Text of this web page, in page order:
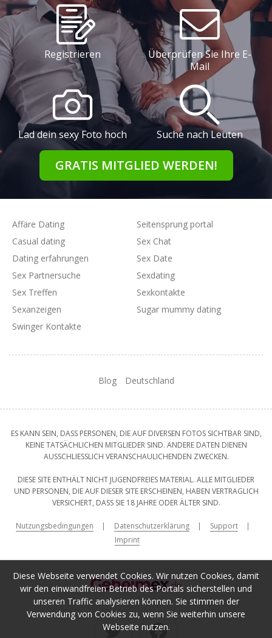
Registrieren
Überprüfen Sie Ihre E-
Mail
Lad dein sexy Foto hoch Suche nach Leuten
GRATIS MITGLIED WERDEN!
Diese Webseite verwendet Cookies. Wir nutzen Cookies, damit
wir den einwandfreien Betrieb des Portals sicherstellen und
unseren Traffic analysieren können. Sie stimmen der
Verwendung von Cookies zu, wenn Sie weiterhin unsere
Webseite nutzen.
Affäre Dating
Casual dating
Dating erfahrungen
Seitensprung portal
Sex Chat
Sex Date
Sex Partnersuche
Sex Treffen
Sexanzeigen
Sexdating
Sexkontakte
Sugar mummy dating
Swinger Kontakte
Blog Deutschland
ES KANN SEIN, DASS PERSONEN, DIE AUF DIVERSEN FOTOS SICHTBAR SIND,
KEINE TATSÄCHLICHEN MITGLIEDER SIND. ANDERE DATEN DIENEN
AUSSCHLIESSLICH VERANSCHAULICHENDEN ZWECKEN.
DIESE SITE ENTHÄLT NICHT JUGENDFREIES MATERIAL. ALLE MITGLIEDER
UND PERSONEN, DIE AUF DIESER SITE ERSCHEINEN, HABEN VERTRAGLICH
VERSICHERT, DASS SIE 18 JAHRE ODER ÄLTER SIND.
Nutzungsbedingungen Datenschutzerklärung
Support
Imprint